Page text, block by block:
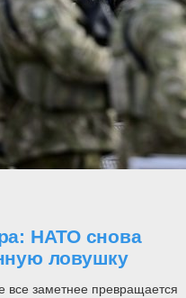
НАТО снова
ловушку
заметнее превращается